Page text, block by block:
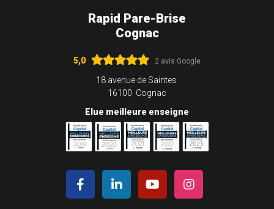
Rapid Pare-Brise
Cognac
5,0 2 avis Google
18 avenue de Saintes
16100 Cognac
Elue meilleure enseigne